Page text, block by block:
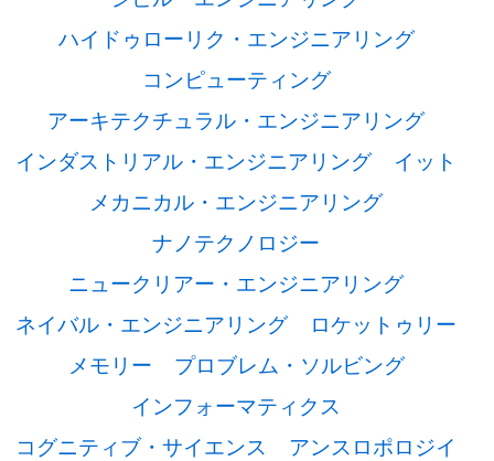
ハイドゥローリク・エンジニアリング
コンピューティング
アーキテクチュラル・エンジニアリング
インダストリアル・エンジニアリング
イット
メカニカル・エンジニアリング
ナノテクノロジー
ニュークリアー・エンジニアリング
ネイバル・エンジニアリング
ロケットゥリー
メモリー
プロブレム・ソルビング
インフォーマティクス
コグニティブ・サイエンス
アンスロポロジイ